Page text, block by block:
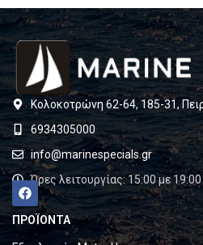
Κολοκοτρώνη 62-64, 185-31,
6934305000
info@marinespecials.gr
Ώρες λειτουργίας: 15:00 με
ΠΡΟΪΟΝΤΑ